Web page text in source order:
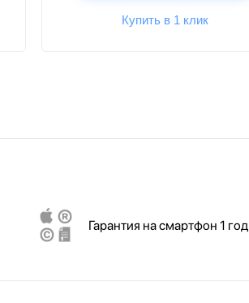
Купить в 1 клик
Гарантия на смартфон 1 год